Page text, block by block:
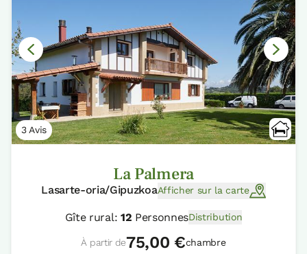
3 Avis
La Palmera
Lasarte-oria/GipuzkoaAfficher sur la carte
Gîte rural: 12 PersonnesDistribution
À partir de75,00 €chambre